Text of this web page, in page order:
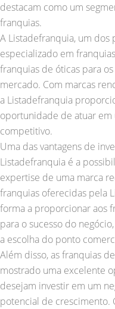
destacam como um
franquias.
A Listadefranquia, um
especializado em
franquias de óticas para
mercado. Com marcas
a Listadefranquia
oportunidade de atuar
competitivo.
Uma das vantagens de
Listadefranquia é a
expertise de uma marca
franquias oferecidas pela
forma a proporcionar aos
para o sucesso do
a escolha do ponto
Além disso, as franquias
mostrado uma excelente
desejam investir em um
potencial de crescimento.